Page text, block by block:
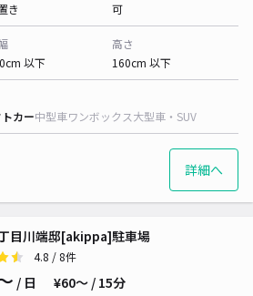
き
可
以下
高さ
160cm 以下
カー中型車ワンボックス大型車・SUV
詳細へ
目川端邸[akippa]駐車場
4.8 / 8件
/ 日 ¥60〜 / 15分